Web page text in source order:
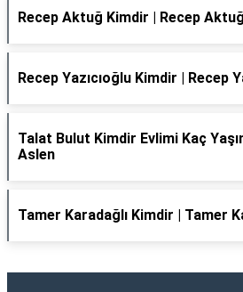
Recep Aktuğ Kimdir | Recep
Recep Yazıcıoğlu Kimdir | Recep
Talat Bulut Kimdir Evlimi Kaç
Aslen
Tamer Karadağlı Kimdir | Tamer